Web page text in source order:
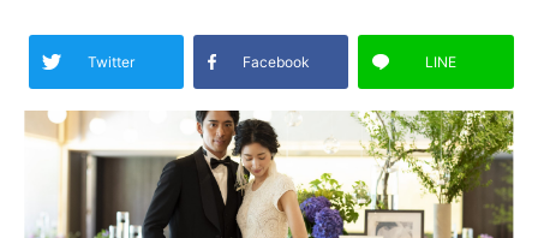
Twitter Facebook LINE